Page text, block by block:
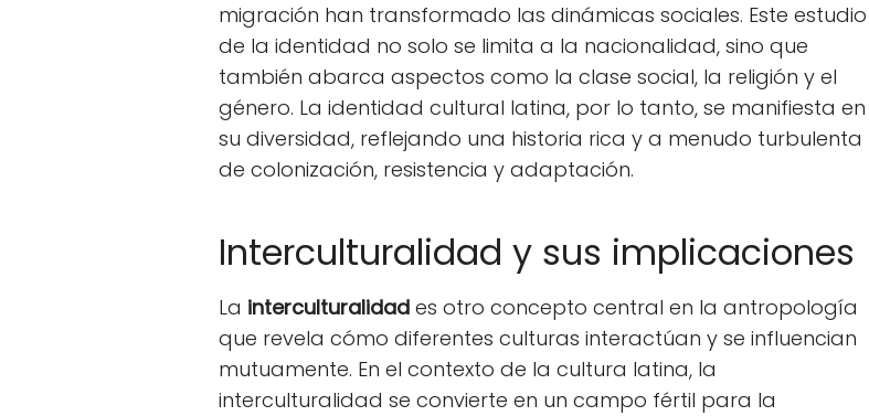
migración han transformado las dinámicas sociales. Este estudio
de la identidad no solo se limita a la nacionalidad, sino que
también abarca aspectos como la clase social, la religión y el
género. La identidad cultural latina, por lo tanto, se manifiesta en
su diversidad, reflejando una historia rica y a menudo turbulenta
de colonización, resistencia y adaptación.
Interculturalidad y sus implicaciones
La interculturalidad es otro concepto central en la antropología
que revela cómo diferentes culturas interactúan y se influencian
mutuamente. En el contexto de la cultura latina, la
interculturalidad se convierte en un campo fértil para la